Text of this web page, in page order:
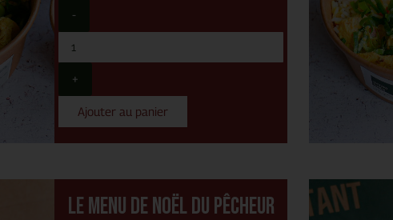
-
+
Ajouter au panier
Le menu de noël du pêcheur